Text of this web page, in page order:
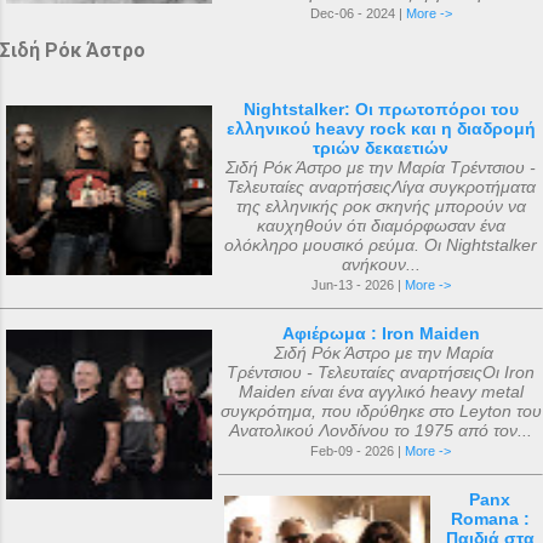
Dec-06 - 2024 | More ->
Σιδή Ρόκ Άστρο
Nightstalker: Οι πρωτοπόροι του
ελληνικού heavy rock και η διαδρομή
τριών δεκαετιών
Σιδή Ρόκ Άστρο με την Μαρία Τρέντσιου -
Τελευταίες αναρτήσειςΛίγα συγκροτήματα
της ελληνικής ροκ σκηνής μπορούν να
καυχηθούν ότι διαμόρφωσαν ένα
ολόκληρο μουσικό ρεύμα. Οι Nightstalker
ανήκουν...
Jun-13 - 2026 | More ->
Αφιέρωμα : Iron Maiden
Σιδή Ρόκ Άστρο με την Μαρία
Τρέντσιου - Τελευταίες αναρτήσειςΟι Iron
Maiden είναι ένα αγγλικό heavy metal
συγκρότημα, που ιδρύθηκε στο Leyton του
Ανατολικού Λονδίνου το 1975 από τον...
Feb-09 - 2026 | More ->
Panx
Romana :
Παιδιά στα